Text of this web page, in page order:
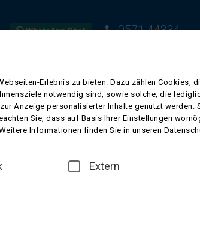
WhatsApp Chat 0571 44334
Erlebnis zu bieten. Dazu zählen Cookies,
notwendig sind, sowie solche, die
Anzeige personalisierter Inhalte genutzt werden.
Sie, dass auf Basis Ihrer Einstellungen
Informationen finden Sie in unseren
Extern